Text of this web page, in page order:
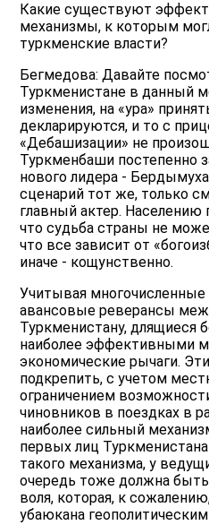
Какие существуют
механизмы, к которым
туркменские власти?
Бегмедова: Давайте
Туркменистане в данный
изменения, на «ура»
декларируются, и то с
«Дебашизации» не
Туркменбаши постепенно
нового лидера -
сценарий тот же, только
главный актер.
что судьба страны не
что все зависит от
иначе - кощунственно.
Учитывая
авансовые реверансы
Туркменистану, длящиеся
наиболее эффективными
экономические рычаги.
подкрепить, с учетом
ограничением
чиновников в поездках в
наиболее сильный
первых лиц
такого механизма, у
очередь тоже должна быть
воля, которая, к
убаюкана